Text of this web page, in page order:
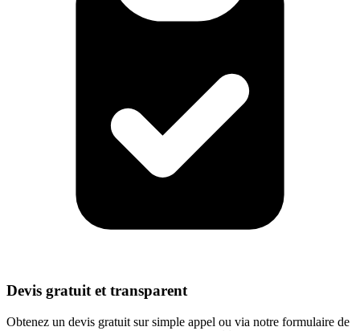
Devis gratuit et transparent
Obtenez un devis gratuit sur simple appel ou via notre formulaire de